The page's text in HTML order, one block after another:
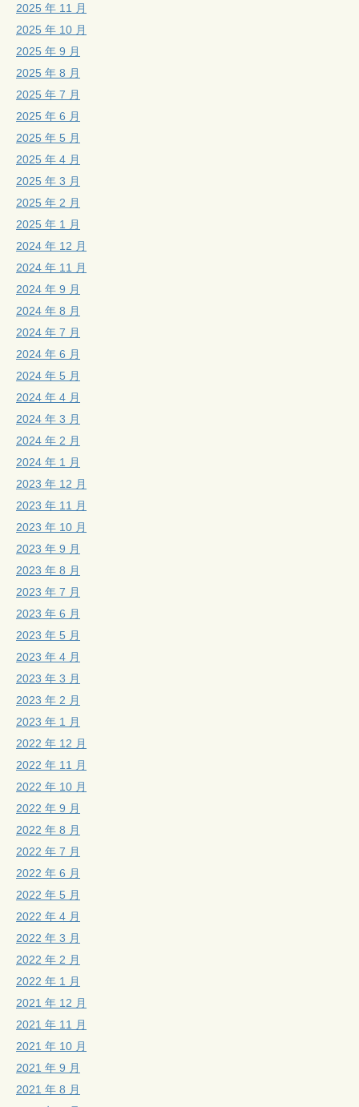
2025 年 11 月
2025 年 10 月
2025 年 9 月
2025 年 8 月
2025 年 7 月
2025 年 6 月
2025 年 5 月
2025 年 4 月
2025 年 3 月
2025 年 2 月
2025 年 1 月
2024 年 12 月
2024 年 11 月
2024 年 9 月
2024 年 8 月
2024 年 7 月
2024 年 6 月
2024 年 5 月
2024 年 4 月
2024 年 3 月
2024 年 2 月
2024 年 1 月
2023 年 12 月
2023 年 11 月
2023 年 10 月
2023 年 9 月
2023 年 8 月
2023 年 7 月
2023 年 6 月
2023 年 5 月
2023 年 4 月
2023 年 3 月
2023 年 2 月
2023 年 1 月
2022 年 12 月
2022 年 11 月
2022 年 10 月
2022 年 9 月
2022 年 8 月
2022 年 7 月
2022 年 6 月
2022 年 5 月
2022 年 4 月
2022 年 3 月
2022 年 2 月
2022 年 1 月
2021 年 12 月
2021 年 11 月
2021 年 10 月
2021 年 9 月
2021 年 8 月